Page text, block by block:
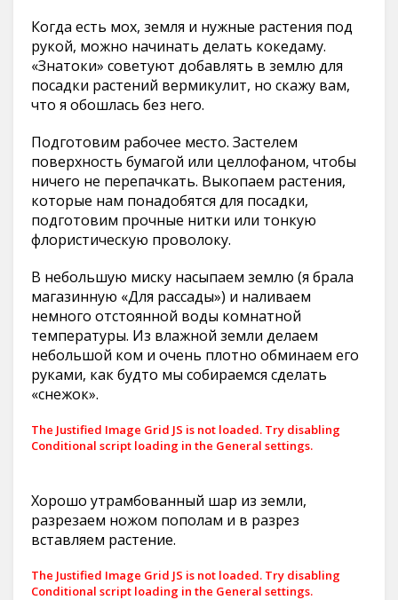
Когда есть мох, земля и нужные растения под
рукой, можно начинать делать кокедаму.
«Знатоки» советуют добавлять в землю для
посадки растений вермикулит, но скажу вам,
что я обошлась без него.
Подготовим рабочее место. Застелем
поверхность бумагой или целлофаном, чтобы
ничего не перепачкать. Выкопаем растения,
которые нам понадобятся для посадки,
подготовим прочные нитки или тонкую
флористическую проволоку.
В небольшую миску насыпаем землю (я брала
магазинную «Для рассады») и наливаем
немного отстоянной воды комнатной
температуры. Из влажной земли делаем
небольшой ком и очень плотно обминаем его
руками, как будто мы собираемся сделать
«снежок».
The Justified Image Grid JS is not loaded. Try disabling
Conditional script loading in the General settings.
Хорошо утрамбованный шар из земли,
разрезаем ножом пополам и в разрез
вставляем растение.
The Justified Image Grid JS is not loaded. Try disabling
Conditional script loading in the General settings.